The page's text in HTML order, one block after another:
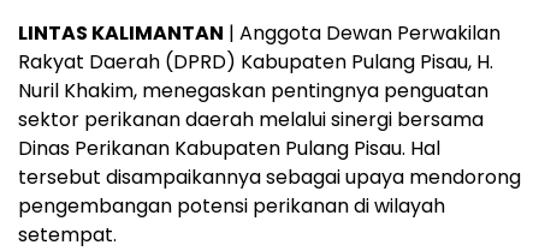
LINTAS KALIMANTAN | Anggota Dewan Perwakilan
Rakyat Daerah (DPRD) Kabupaten Pulang Pisau, H.
Nuril Khakim, menegaskan pentingnya penguatan
sektor perikanan daerah melalui sinergi bersama
Dinas Perikanan Kabupaten Pulang Pisau. Hal
tersebut disampaikannya sebagai upaya mendorong
pengembangan potensi perikanan di wilayah
setempat.